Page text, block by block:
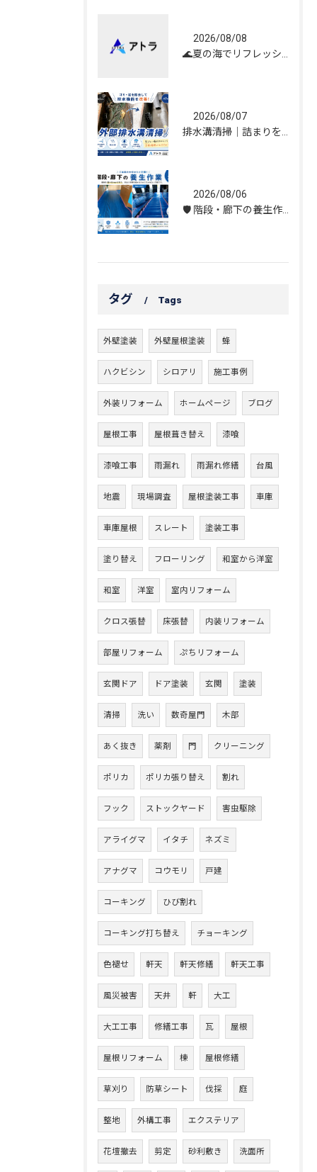
2026/08/08
2026/08/07
2026/08/06
タグ Tags
外壁塗装 外壁屋根塗装 蜂
ハクビシン シロアリ 施工事例
外装リフォーム ホームページ ブログ
屋根工事 屋根葺き替え 漆喰
漆喰工事 雨漏れ 雨漏れ修繕 台風
地震 現場調査 屋根塗装工事 車庫
車庫屋根 スレート 塗装工事
塗り替え フローリング 和室から洋室
和室 洋室 室内リフォーム
クロス張替 床張替 内装リフォーム
部屋リフォーム ぷちリフォーム
玄関ドア ドア塗装 玄関 塗装
清掃 洗い 数奇屋門 木部
あく抜き 薬剤 門 クリーニング
ポリカ ポリカ張り替え 割れ
フック ストックヤード 害虫駆除
アライグマ イタチ ネズミ
アナグマ コウモリ 戸建
コーキング ひび割れ
コーキング打ち替え チョーキング
色褪せ 軒天 軒天修繕 軒天工事
風災被害 天井 軒 大工
大工工事 修繕工事 瓦 屋根
屋根リフォーム 棟 屋根修繕
草刈り 防草シート 伐採 庭
整地 外構工事 エクステリア
花壇撤去 剪定 砂利敷き 洗面所